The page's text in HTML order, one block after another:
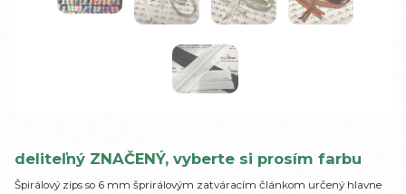
deliteľný ZNAČENÝ, vyberte si prosím farbu
Špirálový zips so 6 mm šprirálovým zatváracím článkom určený hlavne